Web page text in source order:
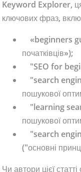
Keyword Explorer,
ключових фраз,
«beginners
початківців»);
"SEO for
"search
пошукової
"learning
пошукової
"search
("основні
Чи автори цієї